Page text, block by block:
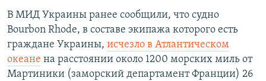
В МИД Украины ранее сообщили, что судно
Bourbon Rhode, в составе экипажа которого есть
граждане Украины, исчезло в Атлантическом
океане на расстоянии около 1200 морских миль от
Мартиники (заморский департамент Франции) 26